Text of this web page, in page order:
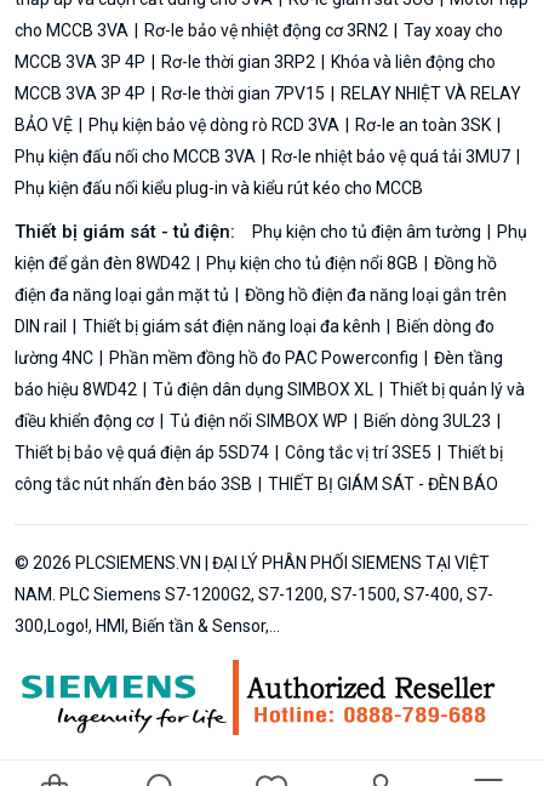
cho MCCB 3VA
Rơ-le bảo vệ nhiệt động cơ 3RN2
Tay xoay cho
MCCB 3VA 3P 4P
Rơ-le thời gian 3RP2
Khóa và liên động cho
MCCB 3VA 3P 4P
Rơ-le thời gian 7PV15
RELAY NHIỆT VÀ RELAY
BẢO VỆ
Phụ kiện bảo vệ dòng rò RCD 3VA
Rơ-le an toàn 3SK
Phụ kiện đấu nối cho MCCB 3VA
Rơ-le nhiệt bảo vệ quá tải 3MU7
Phụ kiện đấu nối kiểu plug-in và kiểu rút kéo cho MCCB
Thiết bị giám sát - tủ điện: Phụ kiện cho tủ điện âm tường
Phụ
kiện để gắn đèn 8WD42
Phụ kiện cho tủ điện nổi 8GB
Đồng hồ
điện đa năng loại gắn mặt tủ
Đồng hồ điện đa năng loại gắn trên
DIN rail
Thiết bị giám sát điện năng loại đa kênh
Biến dòng đo
lường 4NC
Phần mềm đồng hồ đo PAC Powerconfig
Đèn tầng
báo hiệu 8WD42
Tủ điện dân dụng SIMBOX XL
Thiết bị quản lý và
điều khiển động cơ
Tủ điện nổi SIMBOX WP
Biến dòng 3UL23
Thiết bị bảo vệ quá điện áp 5SD74
Công tắc vị trí 3SE5
Thiết bị
công tắc nút nhấn đèn báo 3SB
THIẾT BỊ GIÁM SÁT - ĐÈN BÁO
© 2026 PLCSIEMENS.VN | ĐẠI LÝ PHÂN PHỐI SIEMENS TẠI VIỆT
NAM. PLC Siemens S7-1200G2, S7-1200, S7-1500, S7-400, S7-
300,Logo!, HMI, Biến tần & Sensor,...